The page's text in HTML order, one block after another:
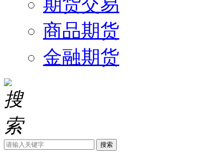
商品期货
金融期货
搜索